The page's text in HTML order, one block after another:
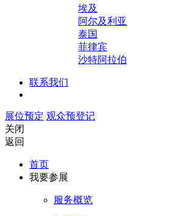
埃及
阿尔及利亚
泰国
菲律宾
沙特阿拉伯
联系我们
展位预定 观众预登记
关闭
返回
首页
我要参展
服务概览